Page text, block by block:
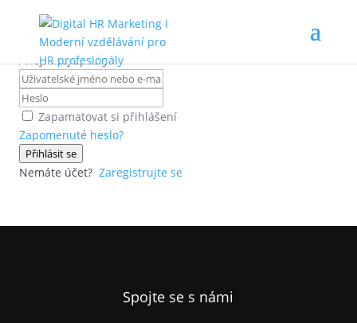
Ahoj, vítej zpátky!
Zapamatovat si přihlášení
Zapomenuté heslo?
Přihlásit se
Nemáte účet? Zaregistrujte se
Spojte se s námi